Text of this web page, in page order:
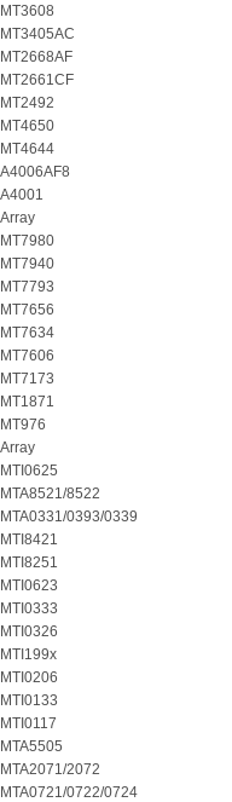
MT3608
MT3405AC
MT2668AF
MT2661CF
MT2492
MT4650
MT4644
A4006AF8
A4001
Array
MT7980
MT7940
MT7793
MT7656
MT7634
MT7606
MT7173
MT1871
MT976
Array
MTI0625
MTA8521/8522
MTA0331/0393/0339
MTI8421
MTI8251
MTI0623
MTI0333
MTI0326
MTI199x
MTI0206
MTI0133
MTI0117
MTA5505
MTA2071/2072
MTA0721/0722/0724